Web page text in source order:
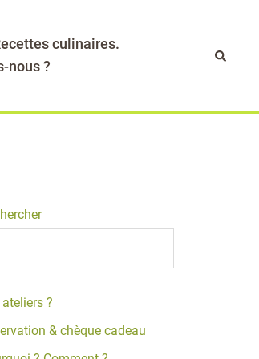
culinaires.
nous ?
ateliers ?
& chèque cadeau